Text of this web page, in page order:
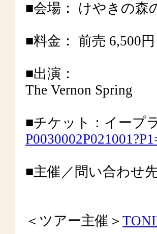
■会場： けやきの森
■料金： 前売 6,500
■出演：
The Vernon Spring
■チケット：イープ
■主催／問い合わせ
＜ツアー主催＞